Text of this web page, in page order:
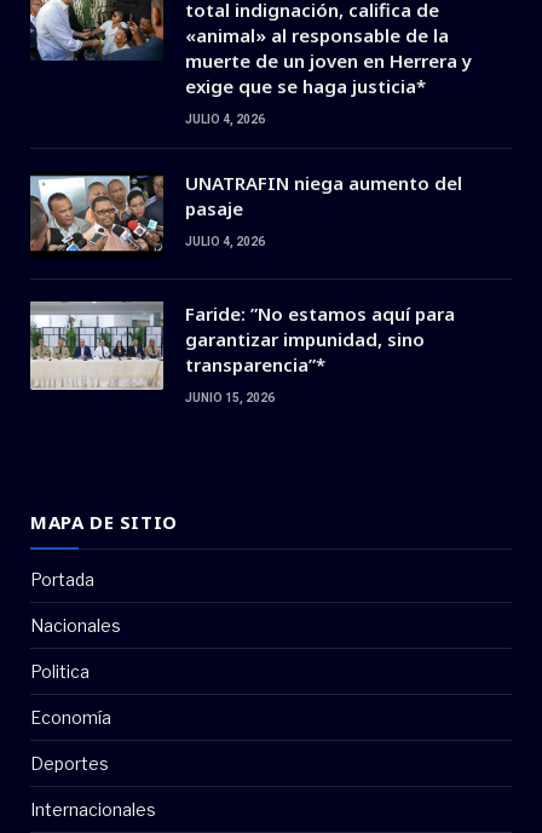
total indignación, califica de
«animal» al responsable de la
muerte de un joven en Herrera y
exige que se haga justicia*
JULIO 4, 2026
UNATRAFIN niega aumento del
pasaje
JULIO 4, 2026
Faride: ”No estamos aquí para
garantizar impunidad, sino
transparencia”*
JUNIO 15, 2026
MAPA DE SITIO
Portada
Nacionales
Politica
Economía
Deportes
Internacionales